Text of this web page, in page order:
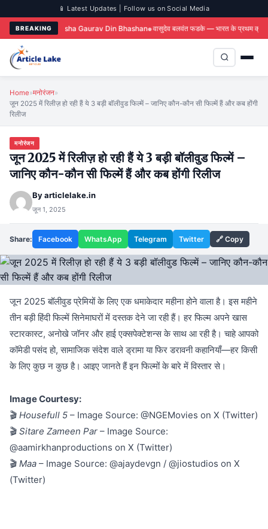
📱 Latest Updates | Follow us on Social Media
BREAKING
Bhasha Gaurav Din Bhashan वासुदेव बलवंत फडके — भारत के प्रथम क्रांतिकारी आज
Home»मनोरंजन»
जून 2025 में रिलीज़ हो रही हैं ये 3 बड़ी बॉलीवुड फिल्में – जानिए कौन-कौन सी फिल्में हैं और कब होंगी
रिलीज
मनोरंजन
जून 2025 में रिलीज़ हो रही हैं ये 3 बड़ी बॉलीवुड फिल्में –
जानिए कौन-कौन सी फिल्में हैं और कब होंगी रिलीज
Byarticlelake.in
जून 1, 2025
Share: Facebook WhatsApp Telegram Twitter 🔗 Copy
जून 2025 बॉलीवुड प्रेमियों के लिए एक धमाकेदार महीना होने वाला है। इस महीने
तीन बड़ी हिंदी फिल्में सिनेमाघरों में दस्तक देने जा रही हैं। हर फिल्म अपने खास
स्टारकास्ट, अनोखे जॉनर और हाई एक्सपेक्टेशन्स के साथ आ रही है। चाहे आपको
कॉमेडी पसंद हो, सामाजिक संदेश वाले ड्रामा या फिर डरावनी कहानियाँ—हर किसी
के लिए कुछ न कुछ है। आइए जानते हैं इन फिल्मों के बारे में विस्तार से।
Image Courtesy:
🎬 Housefull 5 – Image Source: @NGEMovies on X (Twitter)
🎬 Sitare Zameen Par – Image Source:
@aamirkhanproductions on X (Twitter)
🎬 Maa – Image Source: @ajaydevgn / @jiostudios on X
(Twitter)